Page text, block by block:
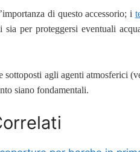
di questo accessorio; i
sia per proteggersi eventuali
sottoposti agli agenti atmosferici
siano fondamentali.